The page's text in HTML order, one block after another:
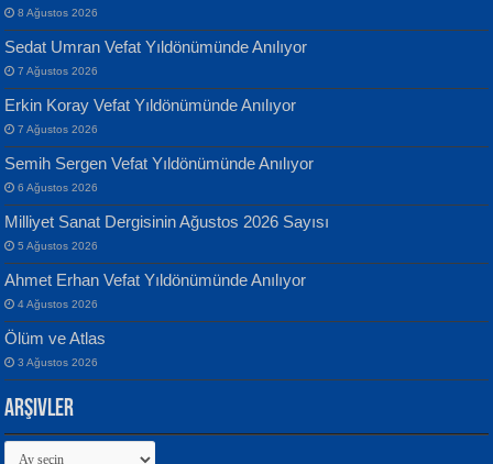
ATİLLA ÖZEN
Sultan Olmadan Önce Eyüp...
EKREM KARABABA
Banu Sancak
Defterimden İçeri...
İsmail Aydos
İnkisar...
8 Ağustos 2026
Sedat Umran Vefat Yıldönümünde Anılıyor
7 Ağustos 2026
Erkin Koray Vefat Yıldönümünde Anılıyor
7 Ağustos 2026
Semih Sergen Vefat Yıldönümünde Anılıyor
6 Ağustos 2026
Milliyet Sanat Dergisinin Ağustos 2026 Sayısı
5 Ağustos 2026
Ahmet Erhan Vefat Yıldönümünde Anılıyor
4 Ağustos 2026
Ölüm ve Atlas
3 Ağustos 2026
Arşivler
Arşivler